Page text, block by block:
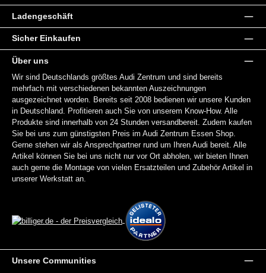
Ladengeschäft
Sicher Einkaufen
Über uns
Wir sind Deutschlands größtes Audi Zentrum und sind bereits
mehrfach mit verschiedenen bekannten Auszeichnungen
ausgezeichnet worden. Bereits seit 2008 bedienen wir unsere Kunden
in Deutschland. Profitieren auch Sie von unserem Know-How. Alle
Produkte sind innerhalb von 24 Stunden versandbereit. Zudem kaufen
Sie bei uns zum günstigsten Preis im Audi Zentrum Essen Shop.
Gerne stehen wir als Ansprechpartner rund um Ihren Audi bereit. Alle
Artikel können Sie bei uns nicht nur vor Ort abholen, wir bieten Ihnen
auch gerne die Montage von vielen Ersatzteilen und Zubehör Artikel in
unserer Werkstatt an.
Unsere Communities